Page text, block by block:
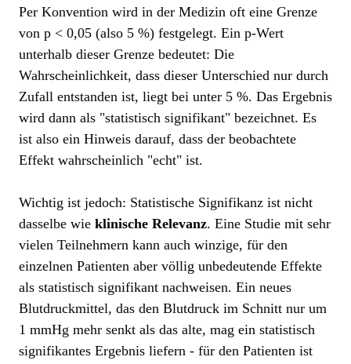
Per Konvention wird in der Medizin oft eine Grenze
von p < 0,05 (also 5 %) festgelegt. Ein p-Wert
unterhalb dieser Grenze bedeutet: Die
Wahrscheinlichkeit, dass dieser Unterschied nur durch
Zufall entstanden ist, liegt bei unter 5 %. Das Ergebnis
wird dann als "statistisch signifikant" bezeichnet. Es
ist also ein Hinweis darauf, dass der beobachtete
Effekt wahrscheinlich "echt" ist.
Wichtig ist jedoch: Statistische Signifikanz ist nicht
dasselbe wie klinische Relevanz. Eine Studie mit sehr
vielen Teilnehmern kann auch winzige, für den
einzelnen Patienten aber völlig unbedeutende Effekte
als statistisch signifikant nachweisen. Ein neues
Blutdruckmittel, das den Blutdruck im Schnitt nur um
1 mmHg mehr senkt als das alte, mag ein statistisch
signifikantes Ergebnis liefern - für den Patienten ist